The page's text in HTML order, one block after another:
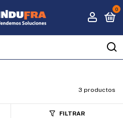
0
3 productos
FILTRAR